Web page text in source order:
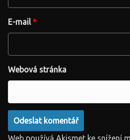
E-mail*
Webová stránka
Web používá Akismet ke snížení